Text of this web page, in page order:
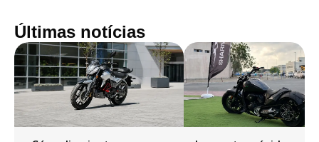
Últimas notícias